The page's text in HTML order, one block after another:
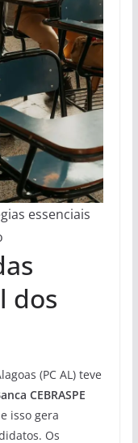
essenciais
dos
(PC AL) teve
CEBRASPE
isso gera
Os